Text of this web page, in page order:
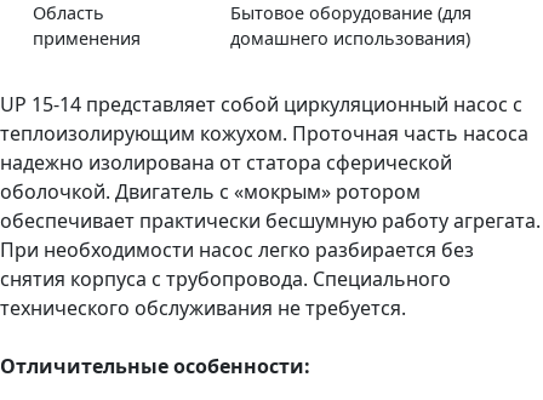
Область
применения
Бытовое оборудование (для
домашнего использования)
UP 15-14 представляет собой циркуляционный насос с
теплоизолирующим кожухом. Проточная часть насоса
надежно изолирована от статора сферической
оболочкой. Двигатель с «мокрым» ротором
обеспечивает практически бесшумную работу агрегата.
При необходимости насос легко разбирается без
снятия корпуса с трубопровода. Специального
технического обслуживания не требуется.
Отличительные особенности: